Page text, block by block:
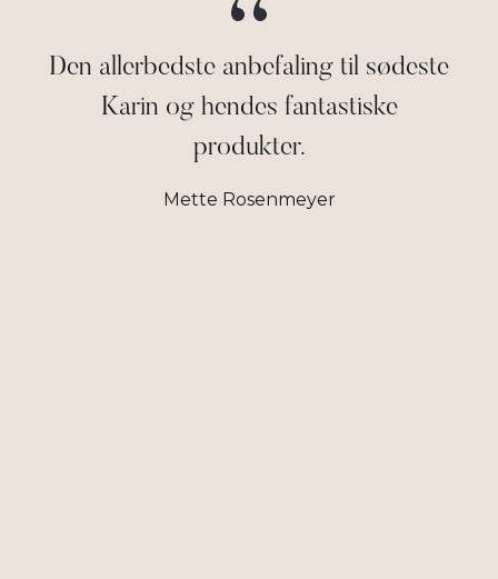
Den allerbedste anbefaling til sødeste
Karin og hendes fantastiske
produkter.
Mette Rosenmeyer